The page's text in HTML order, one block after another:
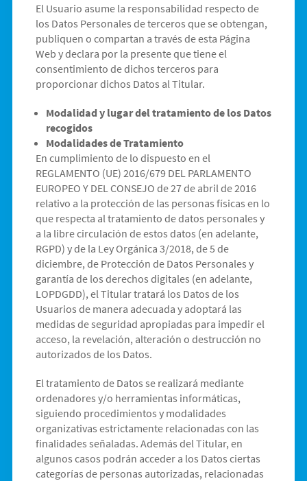
El Usuario asume la responsabilidad respecto de
los Datos Personales de terceros que se obtengan,
publiquen o compartan a través de esta Página
Web y declara por la presente que tiene el
consentimiento de dichos terceros para
proporcionar dichos Datos al Titular.
Modalidad y lugar del tratamiento de los Datos
recogidos
Modalidades de Tratamiento
En cumplimiento de lo dispuesto en el
REGLAMENTO (UE) 2016/679 DEL PARLAMENTO
EUROPEO Y DEL CONSEJO de 27 de abril de 2016
relativo a la protección de las personas físicas en lo
que respecta al tratamiento de datos personales y
a la libre circulación de estos datos (en adelante,
RGPD) y de la Ley Orgánica 3/2018, de 5 de
diciembre, de Protección de Datos Personales y
garantía de los derechos digitales (en adelante,
LOPDGDD), el Titular tratará los Datos de los
Usuarios de manera adecuada y adoptará las
medidas de seguridad apropiadas para impedir el
acceso, la revelación, alteración o destrucción no
autorizados de los Datos.
El tratamiento de Datos se realizará mediante
ordenadores y/o herramientas informáticas,
siguiendo procedimientos y modalidades
organizativas estrictamente relacionadas con las
finalidades señaladas. Además del Titular, en
algunos casos podrán acceder a los Datos ciertas
categorías de personas autorizadas, relacionadas